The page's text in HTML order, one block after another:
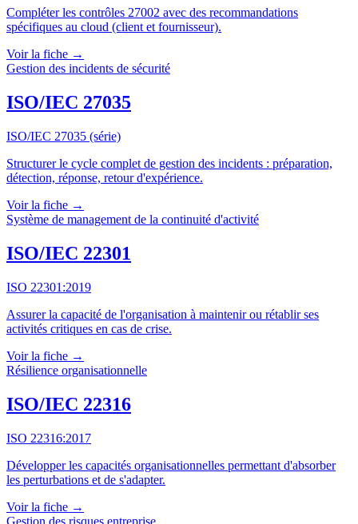
Compléter les contrôles 27002 avec des recommandations
spécifiques au cloud (client et fournisseur).
Voir la fiche →
Gestion des incidents de sécurité
ISO/IEC 27035
ISO/IEC 27035 (série)
Structurer le cycle complet de gestion des incidents : préparation,
détection, réponse, retour d'expérience.
Voir la fiche →
Système de management de la continuité d'activité
ISO/IEC 22301
ISO 22301:2019
Assurer la capacité de l'organisation à maintenir ou rétablir ses
activités critiques en cas de crise.
Voir la fiche →
Résilience organisationnelle
ISO/IEC 22316
ISO 22316:2017
Développer les capacités organisationnelles permettant d'absorber
les perturbations et de s'adapter.
Voir la fiche →
Gestion des risques entreprise